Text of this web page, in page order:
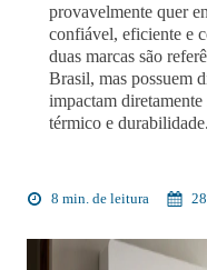
provavelmente quer
confiável, eficiente e
duas marcas são
Brasil, mas possuem
impactam
térmico e durabilidade.
8 min. de leitura